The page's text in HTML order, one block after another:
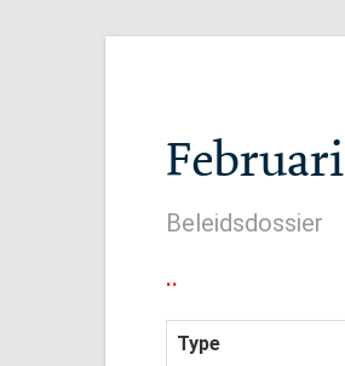
Februari
Beleidsdossier
..
Type